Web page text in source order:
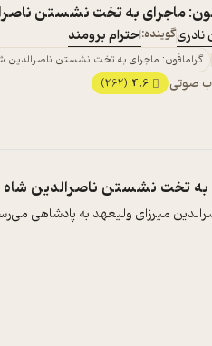
ماجرای به تخت نشستن
گوینده:احترام برومند
گرامافون: ماجرای به تخت نشستن ناصرالدین
صوتی 4.6
(262)
به تخت نشستن ناصرالدین شاه
میرزای ولیعهد به پادشاهی